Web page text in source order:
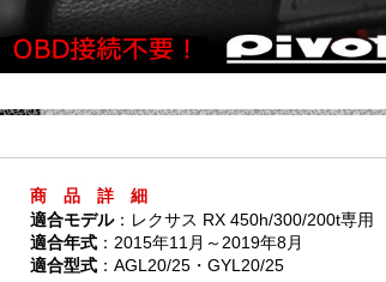
商 品 詳 細
適合モデル：レクサス RX 450h/300/200t専用
適合年式 ：2015年11月～2019年8月
適合型式 ：AGL20/25・GYL20/25